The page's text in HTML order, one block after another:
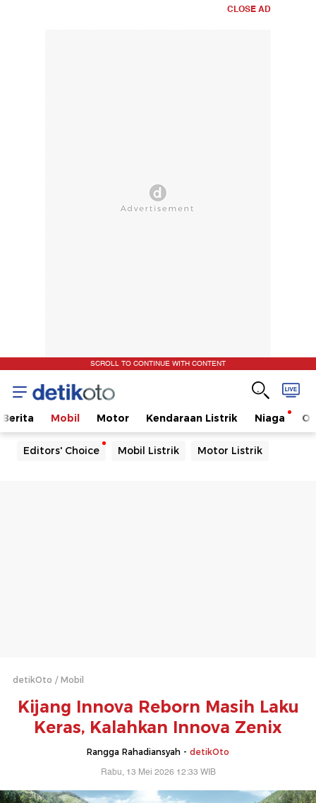
CLOSE AD
SCROLL TO CONTINUE WITH CONTENT
Berita Mobil Motor Kendaraan Listrik Niaga
Editors' Choice Mobil Listrik Motor Listrik
detikOto Mobil
Kijang Innova Reborn Masih Laku
Keras, Kalahkan Innova Zenix
Rangga Rahadiansyah - detikOto
Rabu, 13 Mei 2026 12:33 WIB